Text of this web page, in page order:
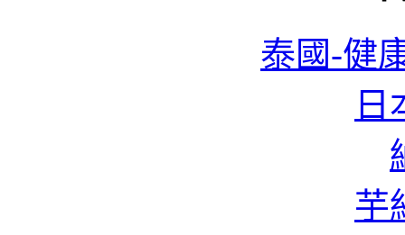
泰國-健
日
芋